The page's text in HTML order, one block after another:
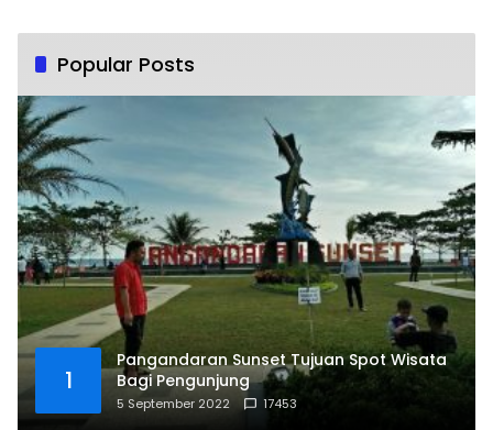
Popular Posts
1
Pangandaran Sunset Tujuan Spot Wisata
Bagi Pengunjung
5 September 2022 17453